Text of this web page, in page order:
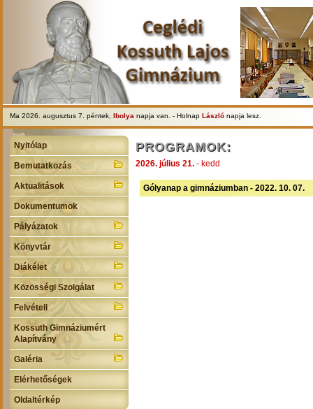
Ma 2026. augusztus 7. péntek, Ibolya napja van. - Holnap László napja lesz.
Nyitólap
Bemutatkozás
Aktualitások
Dokumentumok
Pályázatok
Könyvtár
Diákélet
Közösségi Szolgálat
Felvételi
Kossuth Gimnáziumért
Alapítvány
Galéria
Elérhetőségek
Oldaltérkép
PROGRAMOK:
2026. július 21. - kedd
Gólyanap a gimnáziumban - 2022. 10. 07.